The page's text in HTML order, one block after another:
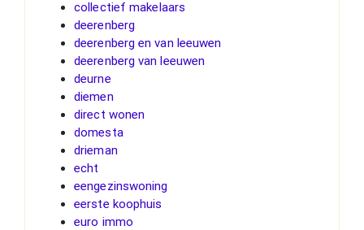
collectief makelaars
deerenberg
deerenberg en van leeuwen
deerenberg van leeuwen
deurne
diemen
direct wonen
domesta
drieman
echt
eengezinswoning
eerste koophuis
euro immo